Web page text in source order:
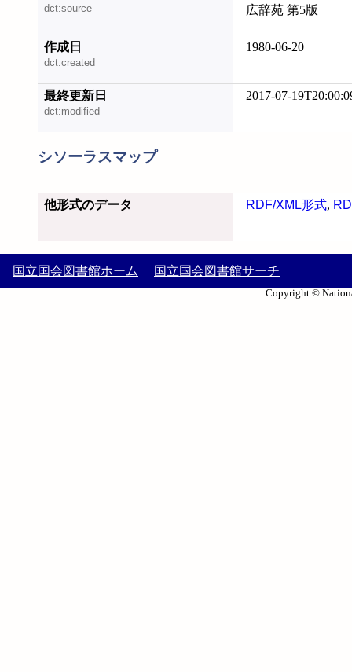
dct:source
広辞苑 第5版
作成日
dct:created
1980-06-20
最終更新日
dct:modified
2017-07-
シソーラスマップ
他形式のデータ RDF/XML形式,
国立国会図書館ホーム 国立国会図書館サーチ
Copyright ©